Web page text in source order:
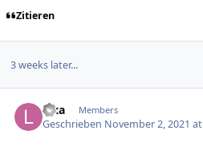
Zitieren
3 weeks later...
lexa Members
Geschrieben November 2, 2021